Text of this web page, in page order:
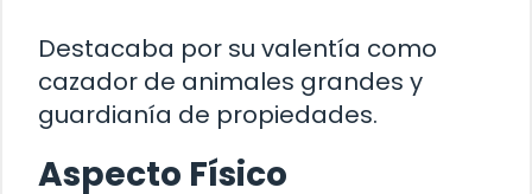
Destacaba por su valentía como
cazador de animales grandes y
guardianía de propiedades.
Aspecto Físico